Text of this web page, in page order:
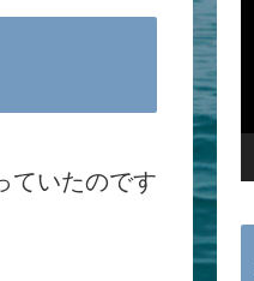
ていたのです
ー